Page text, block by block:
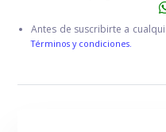
Antes de suscribirte a
Términos y condiciones.